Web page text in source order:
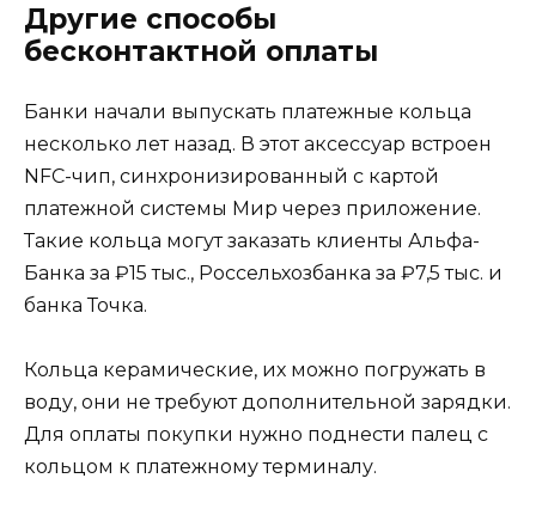
Другие способы
бесконтактной оплаты
Банки начали выпускать платежные кольца
несколько лет назад. В этот аксессуар встроен
NFC-чип, синхронизированный с картой
платежной системы Мир через приложение.
Такие кольца могут заказать клиенты Альфа-
Банка за ₽15 тыс., Россельхозбанка за ₽7,5 тыс. и
банка Точка.
Кольца керамические, их можно погружать в
воду, они не требуют дополнительной зарядки.
Для оплаты покупки нужно поднести палец с
кольцом к платежному терминалу.